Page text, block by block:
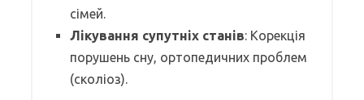
сімей.
Лікування супутніх станів: Корекція
порушень сну, ортопедичних проблем
(сколіоз).